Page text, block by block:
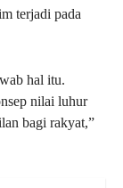
terjadi pada
hal itu.
nilai luhur
bagi rakyat,”